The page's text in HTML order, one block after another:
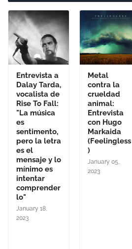
Entrevista a
Dalay Tarda,
vocalista de
Rise To Fall:
"La música
es
sentimento,
pero la letra
es el
mensaje y lo
mínimo es
intentar
comprender
lo"
January 18,
2023
Metal
contra la
crueldad
animal:
Entrevista
con Hugo
Markaida
(Feelingless
)
January 05,
2023